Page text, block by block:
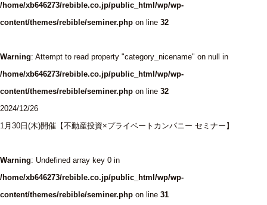
/home/xb646273/rebible.co.jp/public_html/wp/wp-
content/themes/rebible/seminer.php on line 32
Warning: Attempt to read property "category_nicename" on null in
/home/xb646273/rebible.co.jp/public_html/wp/wp-
content/themes/rebible/seminer.php on line 32
2024/12/26
1月30日(木)開催【不動産投資×プライベートカンパニー セミナー】
Warning: Undefined array key 0 in
/home/xb646273/rebible.co.jp/public_html/wp/wp-
content/themes/rebible/seminer.php on line 31